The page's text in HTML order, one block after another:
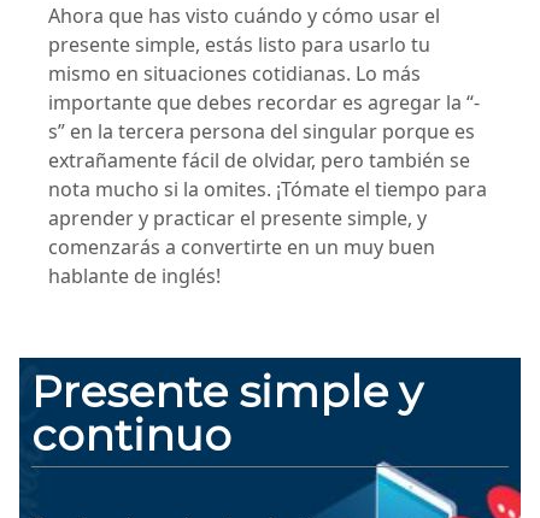
Ahora que has visto cuándo y cómo usar el
presente simple, estás listo para usarlo tu
mismo en situaciones cotidianas. Lo más
importante que debes recordar es agregar la “-
s” en la tercera persona del singular porque es
extrañamente fácil de olvidar, pero también se
nota mucho si la omites. ¡Tómate el tiempo para
aprender y practicar el presente simple, y
comenzarás a convertirte en un muy buen
hablante de inglés!